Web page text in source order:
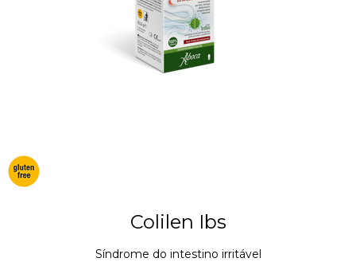
Colilen Ibs
Síndrome do intestino irritável